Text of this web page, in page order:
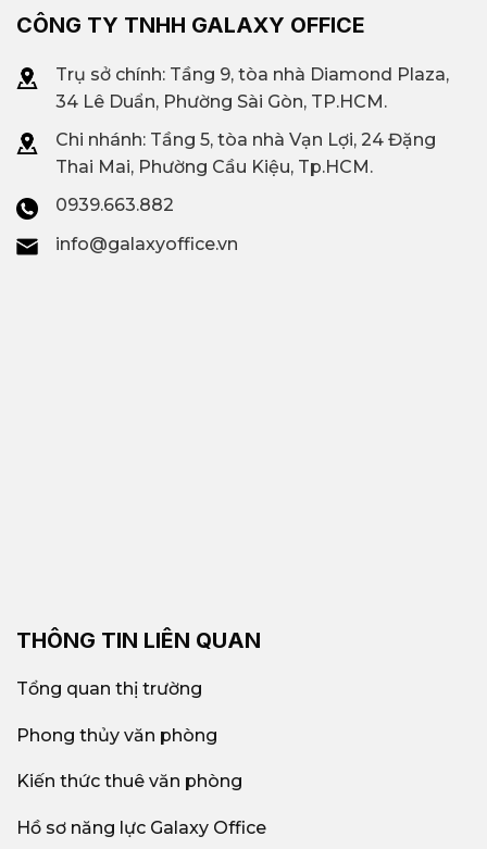
CÔNG TY TNHH GALAXY OFFICE
Trụ sở chính: Tầng 9, tòa nhà Diamond Plaza,
34 Lê Duẩn, Phường Sài Gòn, TP.HCM.
Chi nhánh: Tầng 5, tòa nhà Vạn Lợi, 24 Đặng
Thai Mai, Phường Cầu Kiệu, Tp.HCM.
0939.663.882
info@galaxyoffice.vn
THÔNG TIN LIÊN QUAN
Tổng quan thị trường
Phong thủy văn phòng
Kiến thức thuê văn phòng
Hồ sơ năng lực Galaxy Office